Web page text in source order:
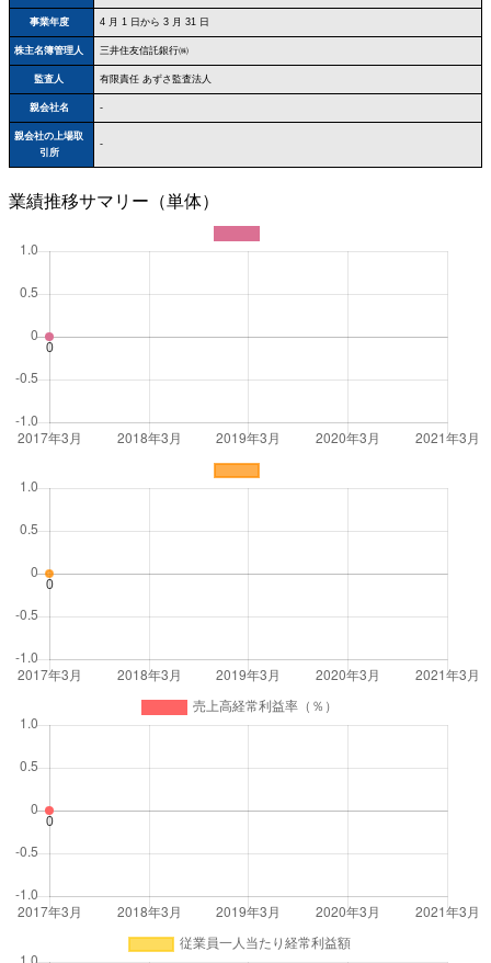
事業年度 4 月 1 日から 3 月 31 日
株主名簿管理人 三井住友信託銀行㈱
監査人 有限責任 あずさ監査法人
親会社名 -
親会社の上場取
引所
-
業績推移サマリー（単体）